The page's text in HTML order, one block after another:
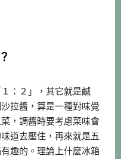
：２」，其它就是鹹
拉醬，算是一種對味覺
，調醬時要考慮菜味會
道去壓住，再來就是五
趣的。理論上什麼冰箱